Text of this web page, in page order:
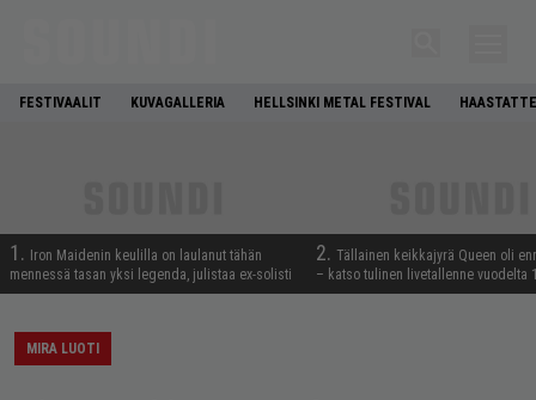
FESTIVAALIT KUVAGALLERIA HELLSINKI METAL FESTIVAL
1.
Iron Maidenin keulilla on laulanut tähän
mennessä tasan yksi legenda, julistaa ex-solisti
2. Tällainen keikkajyrä Queen oli
– katso tulinen livetallenne vuodelta
MIRA LUOTI